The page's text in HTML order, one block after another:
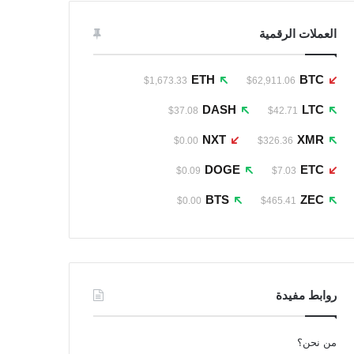
العملات الرقمية
BTC
$62,911.06
ETH
$1,673.33
LTC
$42.71
DASH
$37.08
XMR
$326.36
NXT
$0.00
ETC
$7.03
DOGE
$0.09
ZEC
$465.41
BTS
$0.00
روابط مفيدة
من نحن؟